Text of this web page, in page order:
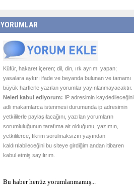
YORUMLAR
Küfür, hakaret içeren; dil, din, ırk ayrımı yapan;
yasalara aykırı ifade ve beyanda bulunan ve tamamı
büyük harflerle yazılan yorumlar yayınlanmayacaktır.
Neleri kabul ediyorum: IP adresimin kaydedileceğini,
adli makamlarca istenmesi durumunda ip adresimin
yetkililerle paylaşılacağını, yazılan yorumların
sorumluluğunun tarafıma ait olduğunu, yazımın,
yetkililerce, fikrim sorulmaksızın yayından
kaldırılabileceğini bu siteye girdiğim andan itibaren
kabul etmiş sayılırım.
Bu haber henüz yorumlanmamış...